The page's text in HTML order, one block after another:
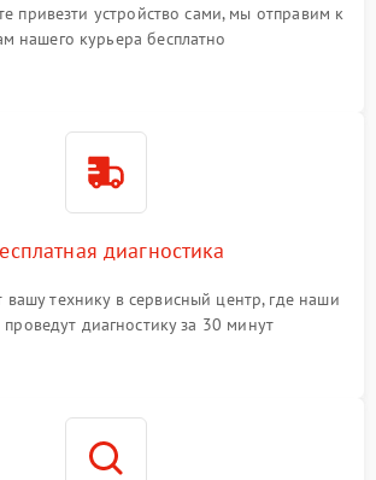
привезти устройство сами, мы отправим к
нашего курьера бесплатно
диагностика
вашу технику в сервисный центр, где наши
проведут диагностику за 30 минут